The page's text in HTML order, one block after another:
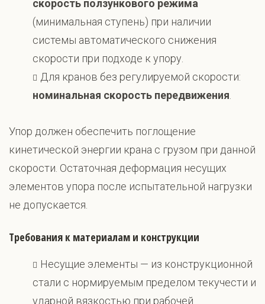
скорость ползункового режима
(минимальная ступень) при наличии
системы автоматического снижения
скорости при подходе к упору.
Для кранов без регулируемой скорости:
номинальная скорость передвижения
Упор должен обеспечить поглощение
кинетической энергии крана с грузом при данной
скорости. Остаточная деформация несущих
элементов упора после испытательной нагрузки
не допускается.
Требования к материалам и конструкции
Несущие элементы — из конструкционной
стали с нормируемым пределом текучести и
ударной вязкостью при рабочей